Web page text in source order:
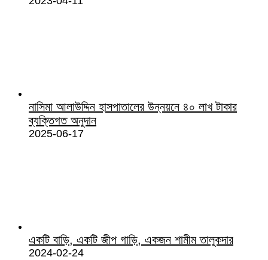
নাসিমা আলাউদ্দিন হাসপাতালের উন্নয়নে ৪০ লাখ টাকার
ব্যক্তিগত অনুদান
2025-06-17
একটি বাড়ি, একটি জীপ গাড়ি, একজন শামীম তালুকদার
2024-02-24